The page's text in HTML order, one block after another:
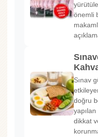
önemli
Sınav
doğru
dikkat